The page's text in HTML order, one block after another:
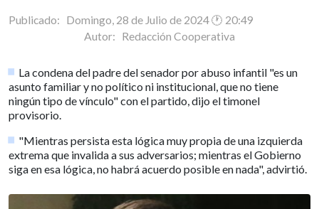
Publicado: Domingo, 28 de Julio de 2024 🕐 20:49
Autor: Redacción Cooperativa
La condena del padre del senador por abuso infantil "es un
asunto familiar y no político ni institucional, que no tiene
ningún tipo de vínculo" con el partido, dijo el timonel
provisorio.
"Mientras persista esta lógica muy propia de una izquierda
extrema que invalida a sus adversarios; mientras el Gobierno
siga en esa lógica, no habrá acuerdo posible en nada", advirtió.